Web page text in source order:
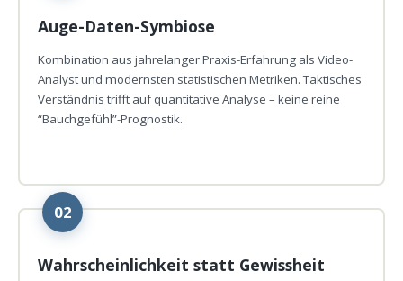
Auge-Daten-Symbiose
Kombination aus jahrelanger Praxis-Erfahrung als Video-
Analyst und modernsten statistischen Metriken. Taktisches
Verständnis trifft auf quantitative Analyse – keine reine
“Bauchgefühl”-Prognostik.
02
Wahrscheinlichkeit statt Gewissheit